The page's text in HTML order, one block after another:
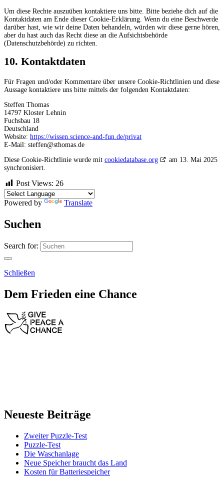
Um diese Rechte auszuüben kontaktiere uns bitte. Bitte beziehe dich auf die
Kontaktdaten am Ende dieser Cookie-Erklärung. Wenn du eine Beschwerde
darüber hast, wie wir deine Daten behandeln, würden wir diese gerne hören,
aber du hast auch das Recht diese an die Aufsichtsbehörde
(Datenschutzbehörde) zu richten.
10. Kontaktdaten
Für Fragen und/oder Kommentare über unsere Cookie-Richtlinien und diese
Aussage kontaktiere uns bitte mittels der folgenden Kontaktdaten:
Steffen Thomas
14797 Kloster Lehnin
Fuchsbau 18
Deutschland
Website: https://wissen.science-and-fun.de/privat
E-Mail: steffen@sthomas.de
Diese Cookie-Richtlinie wurde mit cookiedatabase.org
am 13. Mai 2025
synchronisiert.
Post Views: 26
Powered by Translate
Suchen
Search for:
Schließen
Dem Frieden eine Chance
Neueste Beiträge
Zweiter Puzzle-Test
Puzzle-Test
Die Waschanlage
Neue Speicher braucht das Land
Kosten für Batteriespeicher